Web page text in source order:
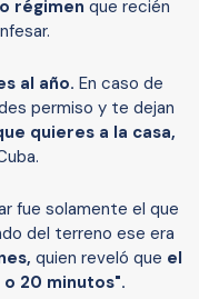
régimen que recién
al año. En caso de
permiso y te dejan
quieres a la casa,
fue solamente el que
del terreno ese era
quien reveló que el
20 minutos".